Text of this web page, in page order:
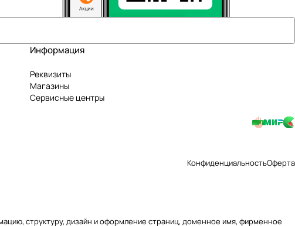
Информация
Реквизиты
Магазины
Сервисные центры
КонфиденциальностьОферта
структуру, дизайн и оформление страниц, доменное имя, фирменное